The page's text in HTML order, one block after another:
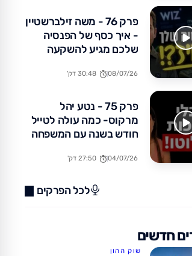
פרק 76 - משה זילברשטיין
- איך כסף של הפנסיה
שלכם מגיע להשקעה
08/07/26 30:48 דק'
פרק 75 - נטע יהל
מרקוס- כמה עולה לטייל
חודש בשנה עם המשפחה
04/07/26 27:50 דק'
לכל הפרקים
חדשים
שוק ההון